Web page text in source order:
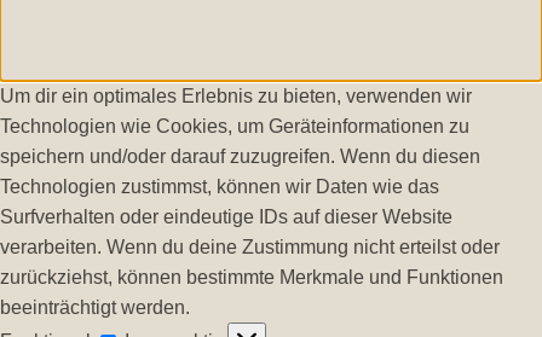
Um dir ein optimales Erlebnis zu bieten, verwenden wir
Technologien wie Cookies, um Geräteinformationen zu
speichern und/oder darauf zuzugreifen. Wenn du diesen
Technologien zustimmst, können wir Daten wie das
Surfverhalten oder eindeutige IDs auf dieser Website
verarbeiten. Wenn du deine Zustimmung nicht erteilst oder
zurückziehst, können bestimmte Merkmale und Funktionen
beeinträchtigt werden.